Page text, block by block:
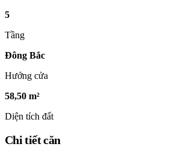
5
Tầng
Đông Bắc
Hướng cửa
58,50 m²
Diện tích đất
Chi tiết căn